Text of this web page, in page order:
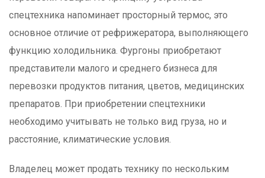
спецтехника напоминает просторный термос, это
основное отличие от рефрижератора, выполняющего
функцию холодильника. Фургоны приобретают
представители малого и среднего бизнеса для
перевозки продуктов питания, цветов, медицинских
препаратов. При приобретении спецтехники
необходимо учитывать не только вид груза, но и
расстояние, климатические условия.
Владелец может продать технику по нескольким